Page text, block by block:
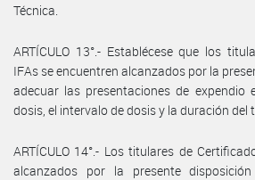
Técnica.
ARTÍCULO 13°.- Establécese que los
IFAs se encuentren alcanzados por la
adecuar las presentaciones de expendio
dosis, el intervalo de dosis y la duración del
ARTÍCULO 14°.- Los titulares de
alcanzados por la presente